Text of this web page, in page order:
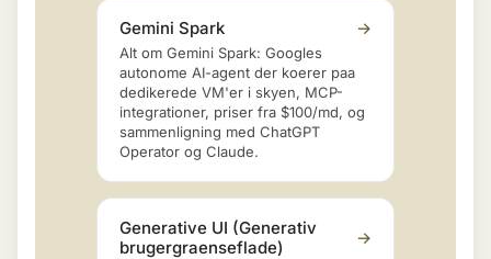
Gemini Spark →
Alt om Gemini Spark: Googles
autonome AI-agent der koerer paa
dedikerede VM'er i skyen, MCP-
integrationer, priser fra $100/md, og
sammenligning med ChatGPT
Operator og Claude.
Generative UI (Generativ
brugergraenseflade)
→